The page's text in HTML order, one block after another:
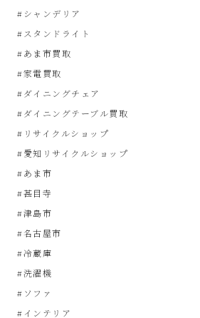
ー
SinPooh
は
古
家
電
#シャンデリア
#スタンドライト
#あま市買取
#家電買取
#ダイニングチェア
#ダイニングテーブル買取
#リサイクルショップ
#愛知リサイクルショップ
#あま市
#甚目寺
#津島市
#名古屋市
#冷蔵庫
#洗濯機
#ソファ
#インテリア